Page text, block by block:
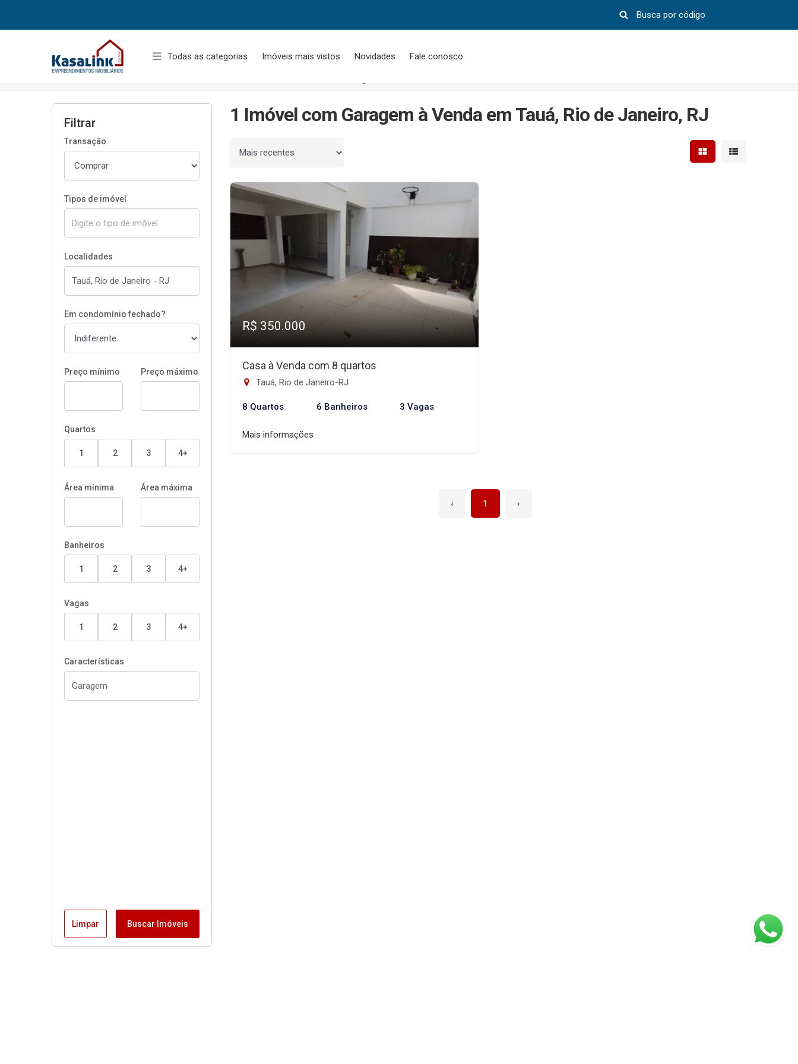
Página inicial
Todas as categorias Imóveis mais vistos Novidades Fale conosco
Filtrar
Transação
Tipos de imóvel
Localidades
Em condomínio fechado?
Preço mínimo Preço máximo
Quartos
1 2 3 4+
Área mínima Área máxima
Banheiros
1 2 3 4+
Vagas
1 2 3 4+
Características
Limpar Buscar Imóveis
1 Imóvel com Garagem à Venda em Tauá, Rio de Janeiro, RJ
Ordenar por Mostrar resultados em
Mostrar
R$ 350.000
Casa à Venda com 8 quartos
Tauá, Rio de Janeiro-RJ
8 Quartos 6 Banheiros 3 Vagas
Mais informações
‹ 1 ›